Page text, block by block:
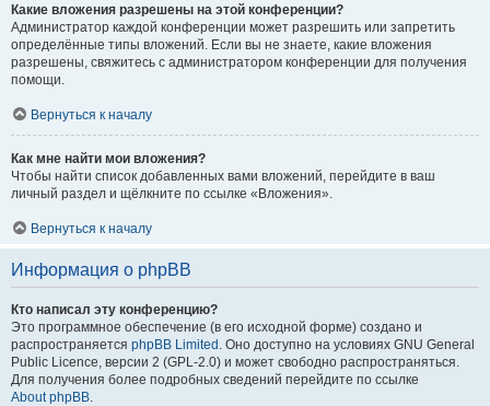
Какие вложения разрешены на этой конференции?
Администратор каждой конференции может разрешить или запретить
определённые типы вложений. Если вы не знаете, какие вложения
разрешены, свяжитесь с администратором конференции для получения
помощи.
Вернуться к началу
Как мне найти мои вложения?
Чтобы найти список добавленных вами вложений, перейдите в ваш
личный раздел и щёлкните по ссылке «Вложения».
Вернуться к началу
Информация о phpBB
Кто написал эту конференцию?
Это программное обеспечение (в его исходной форме) создано и
распространяется phpBB Limited . Оно доступно на условиях GNU General
Public Licence, версии 2 (GPL-2.0) и может свободно распространяться.
Для получения более подробных сведений перейдите по ссылке
About phpBB